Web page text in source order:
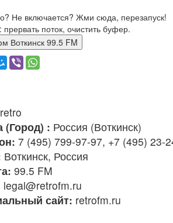
Не включается? Жми сюда, перезапуск!
поток, очистить буфер.
фм Воткинск 99.5 FM
retro
(Город) : Россия (Воткинск)
7 (495) 799-97-97, +7 (495) 23-
Воткинск, Россия
99.5 FM
legal@retrofm.ru
сайт: retrofm.ru